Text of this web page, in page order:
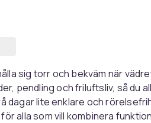
sig torr och bekväm när
pendling och friluftsliv, så du
dagar lite enklare och
alla som vill kombinera